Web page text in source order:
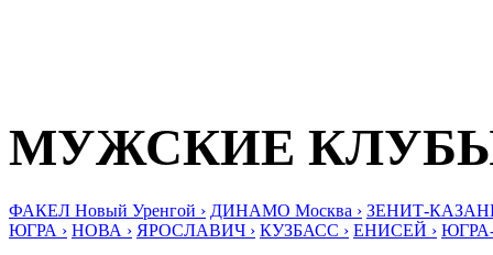
МУЖСКИЕ
ФАКЕЛ Новый Уренгой › ДИНАМО Москва › ЗЕНИТ-
ЮГРА › НОВА › ЯРОСЛАВИЧ › КУЗБАСС › ЕНИСЕЙ ›